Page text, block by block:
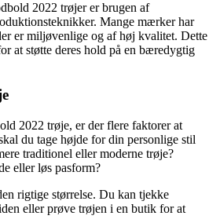
2022 trøjer er brugen af
Mange mærker har
er miljøvenlige og af høj kvalitet. Dette
at støtte deres hold på en bæredygtig
2022 trøje, er der flere faktorer at
du tage højde for din personlige stil
traditionel eller moderne trøje?
eller løs pasform?
rigtige størrelse. Du kan tjekke
eller prøve trøjen i en butik for at